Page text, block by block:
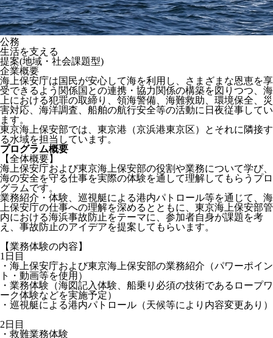
公務
生活を支える
提案(地域・社会課題型)
企業概要
海上保安庁は国民が安心して海を利用し、さまざまな恩恵を享
受できるよう関係国との連携・協力関係の構築を図りつつ、海
上における犯罪の取締り、領海警備、海難救助、環境保全、災
害対応、海洋調査、船舶の航行安全等の活動に日夜従事してい
ます。
東京海上保安部では、東京港（京浜港東京区）とそれに隣接す
る水域を担当しています。
プログラム概要
【全体概要】
海上保安庁および東京海上保安部の役割や業務について学び、
海の安全を守る仕事を実際の体験を通して理解してもらうプロ
グラムです。
業務紹介・体験、巡視艇による港内パトロール等を通じて、海
上保安庁の仕事への理解を深めるとともに、東京海上保安部管
内における海浜事故防止をテーマに、参加者自身が課題を考
え、事故防止のアイデアを提案してもらいます。
【業務体験の内容】
1日目
・海上保安庁および東京海上保安部の業務紹介（パワーポイン
ト・動画等を使用）
・業務体験（海図記入体験、船乗り必須の技術であるロープワ
ーク体験などを実施予定）
・巡視艇による港内パトロール（天候等により内容変更あり）
2日目
・救難業務体験